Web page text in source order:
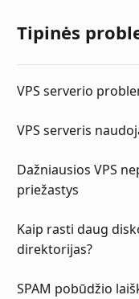
Tipinės
VPS serverio
VPS serveris
Dažniausios VPS
priežastys
Kaip rasti daug
direktorijas?
SPAM pobūdžio